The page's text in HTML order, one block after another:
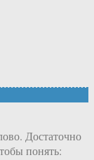
Достаточно
понять: